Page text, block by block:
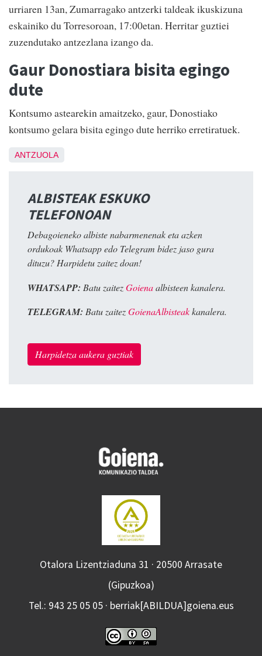
urriaren 13an, Zumarragako antzerki taldeak ikuskizuna
eskainiko du Torresoroan, 17:00etan. Herritar guztiei
zuzendutako antzezlana izango da.
Gaur Donostiara bisita egingo
dute
Kontsumo astearekin amaitzeko, gaur, Donostiako
kontsumo gelara bisita egingo dute herriko erretiratuek.
ANTZUOLA
ALBISTEAK ESKUKO
TELEFONOAN
Debagoieneko albiste nabarmenenak eta azken
ordukoak Whatsapp edo Telegram bidez jaso gura
dituzu? Harpidetu zaitez doan!
WHATSAPP: Batu zaitezGoienaalbisteen kanalera.
TELEGRAM: Batu zaitezGoienaAlbisteakkanalera.
Harpidetza aukera guztiak
Otalora Lizentziaduna 31 · 20500 Arrasate
(Gipuzkoa)
Tel.: 943 25 05 05 · berriak[ABILDUA]goiena.eus